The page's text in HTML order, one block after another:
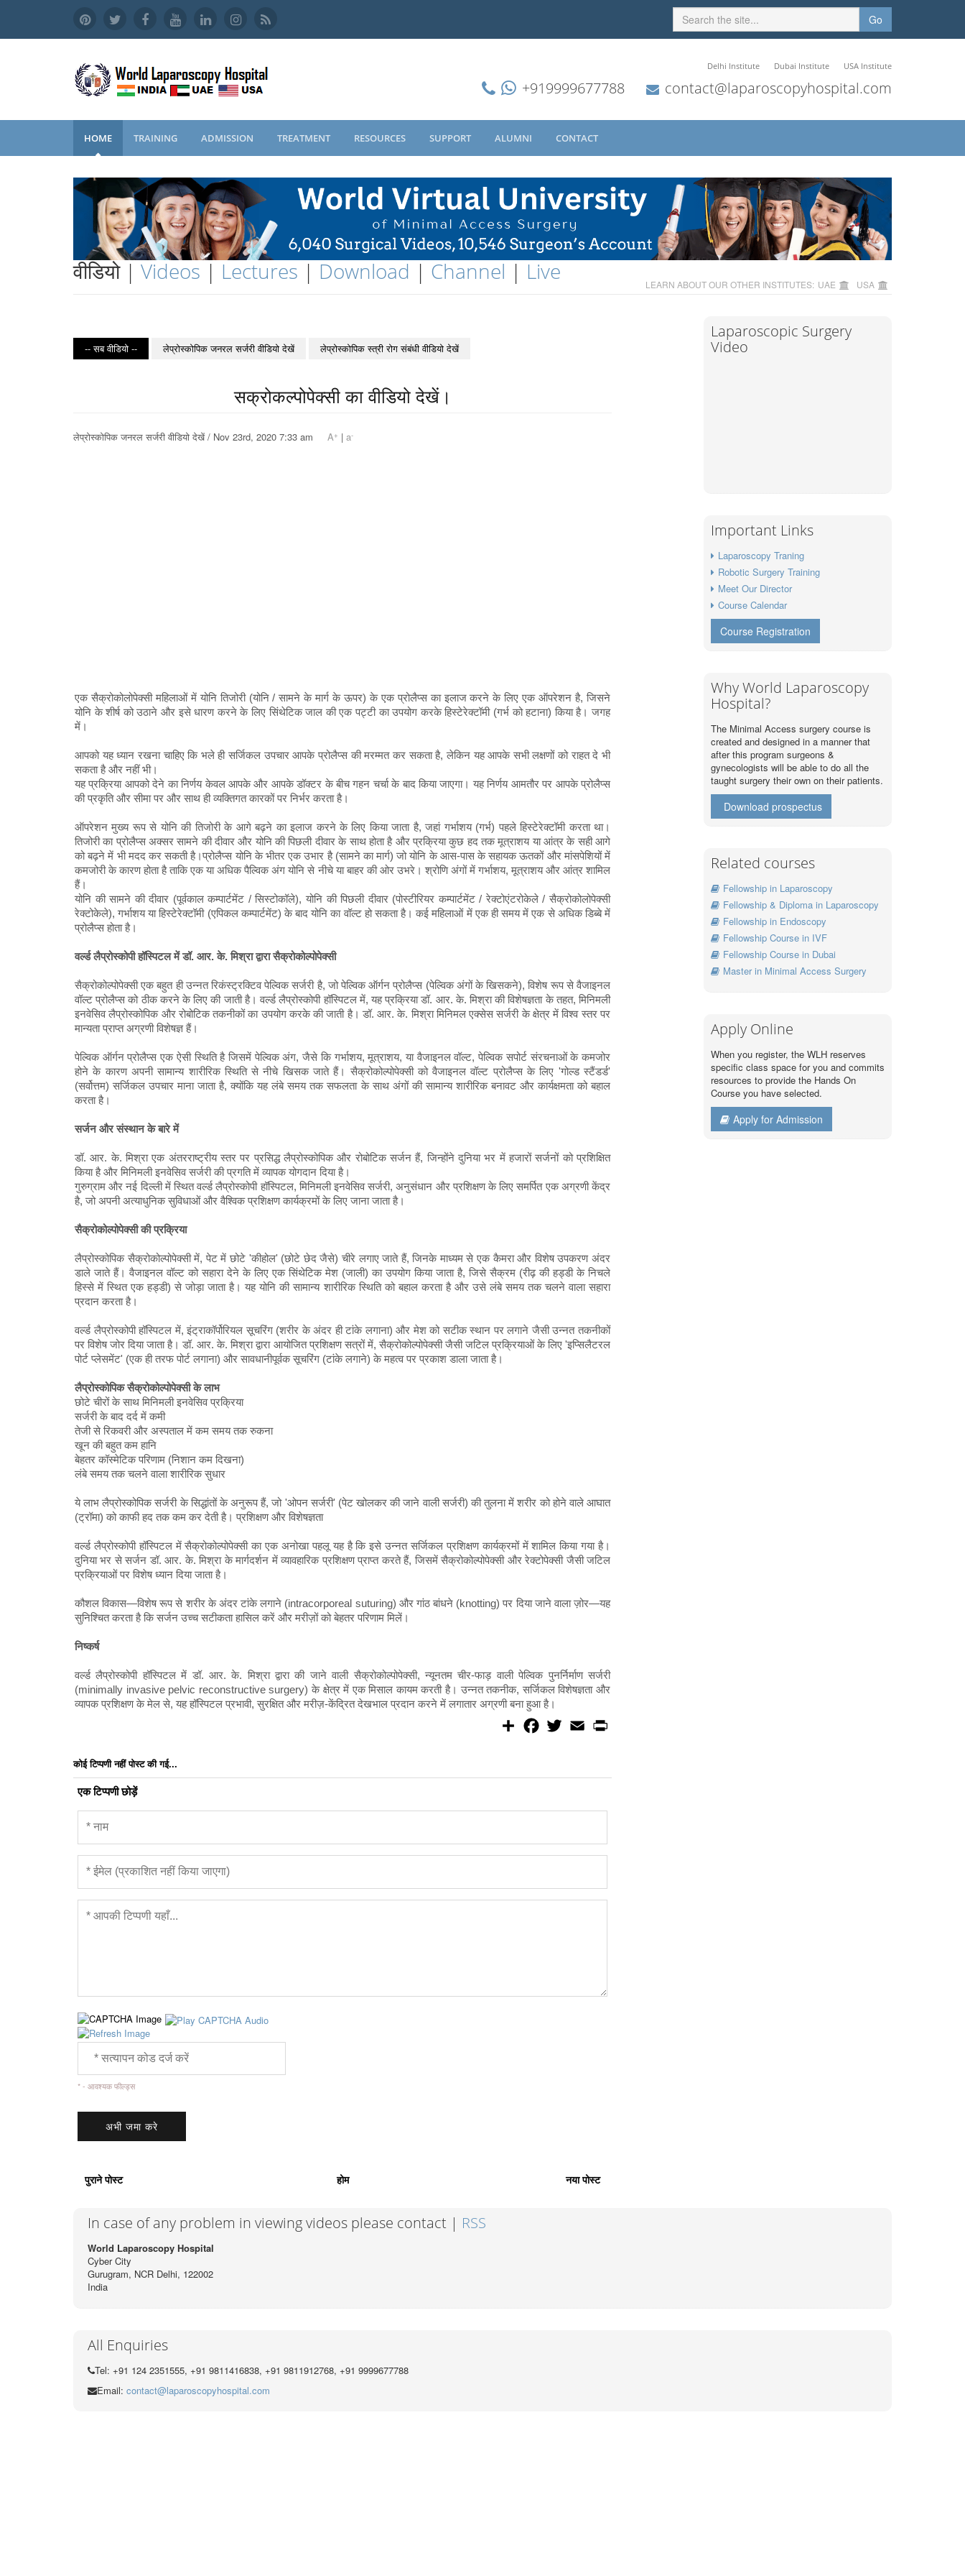
Go
Delhi Institute Dubai Institute USA Institute
+919999677788 contact@laparoscopyhospital.com
HOME TRAINING ADMISSION TREATMENT RESOURCES SUPPORT ALUMNI CONTACT
वीडियो | Videos | Lectures | Download | Channel | Live LEARN ABOUT OUR OTHER INSTITUTES: UAE USA
-- सब वीडियो -- लेप्रोस्कोपिक जनरल सर्जरी वीडियो देखें लेप्रोस्कोपिक स्त्री रोग संबंधी वीडियो देखें
सक्रोकल्पोपेक्सी का वीडियो देखें।
लेप्रोस्कोपिक जनरल सर्जरी वीडियो देखें / Nov 23rd, 2020 7:33 am A+ | a-
एक सैक्रोकोलोपेक्सी महिलाओं में योनि तिजोरी (योनि / सामने के मार्ग के ऊपर) के एक प्रोलैप्स का इलाज करने के लिए एक ऑपरेशन है, जिसने
योनि के शीर्ष को उठाने और इसे धारण करने के लिए सिंथेटिक जाल की एक पट्टी का उपयोग करके हिस्टेरेक्टॉमी (गर्भ को हटाना) किया है। जगह
में।
आपको यह ध्यान रखना चाहिए कि भले ही सर्जिकल उपचार आपके प्रोलैप्स की मरम्मत कर सकता है, लेकिन यह आपके सभी लक्षणों को राहत दे भी
सकता है और नहीं भी।
यह प्रक्रिया आपको देने का निर्णय केवल आपके और आपके डॉक्टर के बीच गहन चर्चा के बाद किया जाएगा। यह निर्णय आमतौर पर आपके प्रोलैप्स
की प्रकृति और सीमा पर और साथ ही व्यक्तिगत कारकों पर निर्भर करता है।
ऑपरेशन मुख्य रूप से योनि की तिजोरी के आगे बढ़ने का इलाज करने के लिए किया जाता है, जहां गर्भाशय (गर्भ) पहले हिस्टेरेक्टॉमी करता था।
तिजोरी का प्रोलैप्स अक्सर सामने की दीवार और योनि की पिछली दीवार के साथ होता है और प्रक्रिया कुछ हद तक मूत्राशय या आंत्र के सही आगे
को बढ़ने में भी मदद कर सकती है।प्रोलैप्स योनि के भीतर एक उभार है (सामने का मार्ग) जो योनि के आस-पास के सहायक ऊतकों और मांसपेशियों में
कमजोरी के कारण होता है ताकि एक या अधिक पैल्विक अंग योनि से नीचे या बाहर की ओर उभरे। श्रोणि अंगों में गर्भाशय, मूत्राशय और आंत्र शामिल
हैं।
योनि की सामने की दीवार (पूर्वकाल कम्पार्टमेंट / सिस्टोकॉले), योनि की पिछली दीवार (पोस्टीरियर कम्पार्टमेंट / रेक्टोएंटरोकेले / सैक्रोकोलोपेक्सी
रेक्टोकेले), गर्भाशय या हिस्टेरेक्टॉमी (एपिकल कम्पार्टमेंट) के बाद योनि का वॉल्ट हो सकता है। कई महिलाओं में एक ही समय में एक से अधिक डिब्बे में
प्रोलैप्स होता है।
वर्ल्ड लैप्रोस्कोपी हॉस्पिटल में डॉ. आर. के. मिश्रा द्वारा सैक्रोकोल्पोपेक्सी
सैक्रोकोल्पोपेक्सी एक बहुत ही उन्नत रिकंस्ट्रक्टिव पेल्विक सर्जरी है, जो पेल्विक ऑर्गन प्रोलैप्स (पेल्विक अंगों के खिसकने), विशेष रूप से वैजाइनल
वॉल्ट प्रोलैप्स को ठीक करने के लिए की जाती है। वर्ल्ड लैप्रोस्कोपी हॉस्पिटल में, यह प्रक्रिया डॉ. आर. के. मिश्रा की विशेषज्ञता के तहत, मिनिमली
इनवेसिव लैप्रोस्कोपिक और रोबोटिक तकनीकों का उपयोग करके की जाती है। डॉ. आर. के. मिश्रा मिनिमल एक्सेस सर्जरी के क्षेत्र में विश्व स्तर पर
मान्यता प्राप्त अग्रणी विशेषज्ञ हैं।
पेल्विक ऑर्गन प्रोलैप्स एक ऐसी स्थिति है जिसमें पेल्विक अंग, जैसे कि गर्भाशय, मूत्राशय, या वैजाइनल वॉल्ट, पेल्विक सपोर्ट संरचनाओं के कमजोर
होने के कारण अपनी सामान्य शारीरिक स्थिति से नीचे खिसक जाते हैं। सैक्रोकोल्पोपेक्सी को वैजाइनल वॉल्ट प्रोलैप्स के लिए 'गोल्ड स्टैंडर्ड'
(सर्वोत्तम) सर्जिकल उपचार माना जाता है, क्योंकि यह लंबे समय तक सफलता के साथ अंगों की सामान्य शारीरिक बनावट और कार्यक्षमता को बहाल
करता है।
सर्जन और संस्थान के बारे में
डॉ. आर. के. मिश्रा एक अंतरराष्ट्रीय स्तर पर प्रसिद्ध लैप्रोस्कोपिक और रोबोटिक सर्जन हैं, जिन्होंने दुनिया भर में हजारों सर्जनों को प्रशिक्षित
किया है और मिनिमली इनवेसिव सर्जरी की प्रगति में व्यापक योगदान दिया है।
गुरुग्राम और नई दिल्ली में स्थित वर्ल्ड लैप्रोस्कोपी हॉस्पिटल, मिनिमली इनवेसिव सर्जरी, अनुसंधान और प्रशिक्षण के लिए समर्पित एक अग्रणी केंद्र
है, जो अपनी अत्याधुनिक सुविधाओं और वैश्विक प्रशिक्षण कार्यक्रमों के लिए जाना जाता है।
सैक्रोकोल्पोपेक्सी की प्रक्रिया
लैप्रोस्कोपिक सैक्रोकोल्पोपेक्सी में, पेट में छोटे 'कीहोल' (छोटे छेद जैसे) चीरे लगाए जाते हैं, जिनके माध्यम से एक कैमरा और विशेष उपकरण अंदर
डाले जाते हैं। वैजाइनल वॉल्ट को सहारा देने के लिए एक सिंथेटिक मेश (जाली) का उपयोग किया जाता है, जिसे सैक्रम (रीढ़ की हड्डी के निचले
हिस्से में स्थित एक हड्डी) से जोड़ा जाता है। यह योनि की सामान्य शारीरिक स्थिति को बहाल करता है और उसे लंबे समय तक चलने वाला सहारा
प्रदान करता है।
वर्ल्ड लैप्रोस्कोपी हॉस्पिटल में, इंट्राकॉर्पोरियल सूचरिंग (शरीर के अंदर ही टांके लगाना) और मेश को सटीक स्थान पर लगाने जैसी उन्नत तकनीकों
पर विशेष जोर दिया जाता है। डॉ. आर. के. मिश्रा द्वारा आयोजित प्रशिक्षण सत्रों में, सैक्रोकोल्पोपेक्सी जैसी जटिल प्रक्रियाओं के लिए 'इप्सिलैटरल
पोर्ट प्लेसमेंट' (एक ही तरफ पोर्ट लगाना) और सावधानीपूर्वक सूचरिंग (टांके लगाने) के महत्व पर प्रकाश डाला जाता है।
लैप्रोस्कोपिक सैक्रोकोल्पोपेक्सी के लाभ
छोटे चीरों के साथ मिनिमली इनवेसिव प्रक्रिया
सर्जरी के बाद दर्द में कमी
तेजी से रिकवरी और अस्पताल में कम समय तक रुकना
खून की बहुत कम हानि
बेहतर कॉस्मेटिक परिणाम (निशान कम दिखना)
लंबे समय तक चलने वाला शारीरिक सुधार
ये लाभ लैप्रोस्कोपिक सर्जरी के सिद्धांतों के अनुरूप हैं, जो 'ओपन सर्जरी' (पेट खोलकर की जाने वाली सर्जरी) की तुलना में शरीर को होने वाले आघात
(ट्रॉमा) को काफी हद तक कम कर देती है। प्रशिक्षण और विशेषज्ञता
वर्ल्ड लैप्रोस्कोपी हॉस्पिटल में सैक्रोकोल्पोपेक्सी का एक अनोखा पहलू यह है कि इसे उन्नत सर्जिकल प्रशिक्षण कार्यक्रमों में शामिल किया गया है।
दुनिया भर से सर्जन डॉ. आर. के. मिश्रा के मार्गदर्शन में व्यावहारिक प्रशिक्षण प्राप्त करते हैं, जिसमें सैक्रोकोल्पोपेक्सी और रेक्टोपेक्सी जैसी जटिल
प्रक्रियाओं पर विशेष ध्यान दिया जाता है।
कौशल विकास—विशेष रूप से शरीर के अंदर टांके लगाने (intracorporeal suturing) और गांठ बांधने (knotting) पर दिया जाने वाला ज़ोर—यह
सुनिश्चित करता है कि सर्जन उच्च सटीकता हासिल करें और मरीज़ों को बेहतर परिणाम मिलें।
निष्कर्ष
वर्ल्ड लैप्रोस्कोपी हॉस्पिटल में डॉ. आर. के. मिश्रा द्वारा की जाने वाली सैक्रोकोल्पोपेक्सी, न्यूनतम चीर-फाड़ वाली पेल्विक पुनर्निर्माण सर्जरी
(minimally invasive pelvic reconstructive surgery) के क्षेत्र में एक मिसाल कायम करती है। उन्नत तकनीक, सर्जिकल विशेषज्ञता और
व्यापक प्रशिक्षण के मेल से, यह हॉस्पिटल प्रभावी, सुरक्षित और मरीज़-केंद्रित देखभाल प्रदान करने में लगातार अग्रणी बना हुआ है।
S
o
w
e
E
m
कोई टिप्पणी नहीं पोस्ट की गई...
एक टिप्पणी छोड़ें
* - आवश्यक फील्ड्स
पुराने पोस्ट होम नया पोस्ट
Laparoscopic Surgery
Video
Important Links
Laparoscopy Traning
Robotic Surgery Training
Meet Our Director
Course Calendar
Course Registration
Why World Laparoscopy
Hospital?
The Minimal Access surgery course is
created and designed in a manner that
after this program surgeons &
gynecologists will be able to do all the
taught surgery their own on their patients.
Download prospectus
Related courses
Fellowship in Laparoscopy
Fellowship & Diploma in Laparoscopy
Fellowship in Endoscopy
Fellowship Course in IVF
Fellowship Course in Dubai
Master in Minimal Access Surgery
Apply Online
When you register, the WLH reserves
specific class space for you and commits
resources to provide the Hands On
Course you have selected.
Apply for Admission
In case of any problem in viewing videos please contact | RSS
World Laparoscopy Hospital
Cyber City
Gurugram, NCR Delhi, 122002
India
All Enquiries
Tel: +91 124 2351555, +91 9811416838, +91 9811912768, +91 9999677788
Email: contact@laparoscopyhospital.com